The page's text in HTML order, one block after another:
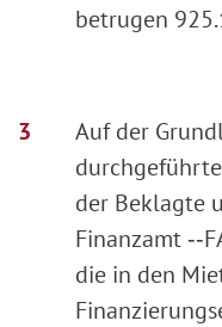
betrugen
Auf der
der Beklagte
Finanzamt
die in den